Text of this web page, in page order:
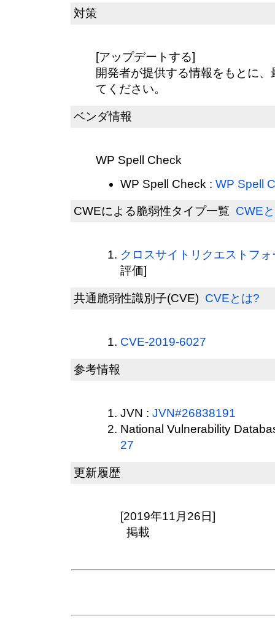
対策
[アップデートする]
開発者が提供する情報をもとに
てください。
ベンダ情報
WP Spell Check
WP Spell Check : WP Spell
CWEによる脆弱性タイプ一覧 CWE
クロスサイトリクエストフ
評価]
共通脆弱性識別子(CVE) CVEとは?
CVE-2019-6027
参考情報
JVN : JVN#26838191
National Vulnerability
27
更新履歴
[2019年11月26日]
掲載